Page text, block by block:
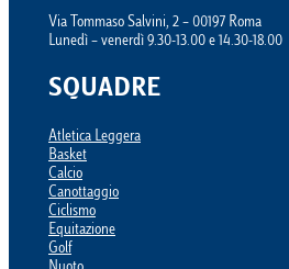
Via Tommaso Salvini, 2 – 00197 Roma
Lunedì – venerdì 9.30-13.00 e 14.30-18.00
SQUADRE
Atletica Leggera
Basket
Calcio
Canottaggio
Ciclismo
Equitazione
Golf